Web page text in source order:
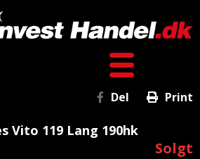
Del Print
Vito 119 Lang 190hk
Solgt